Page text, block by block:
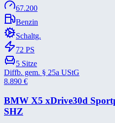
67.200
Benzin
Schaltg.
72 PS
5 Sitze
Diffb. gem. § 25a UStG
8.890 €
BMW X5 xDrive30d
SHZ